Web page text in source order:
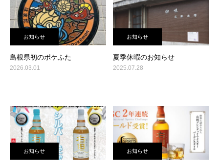
お知らせ
島根県初のポケふた
2026.03.01
お知らせ
夏季休暇のお知らせ
2025.07.28
お知らせ お知らせ